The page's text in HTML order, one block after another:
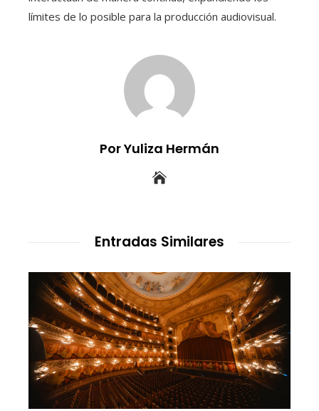
límites de lo posible para la producción audiovisual.
Por Yuliza Hermán
Entradas Similares